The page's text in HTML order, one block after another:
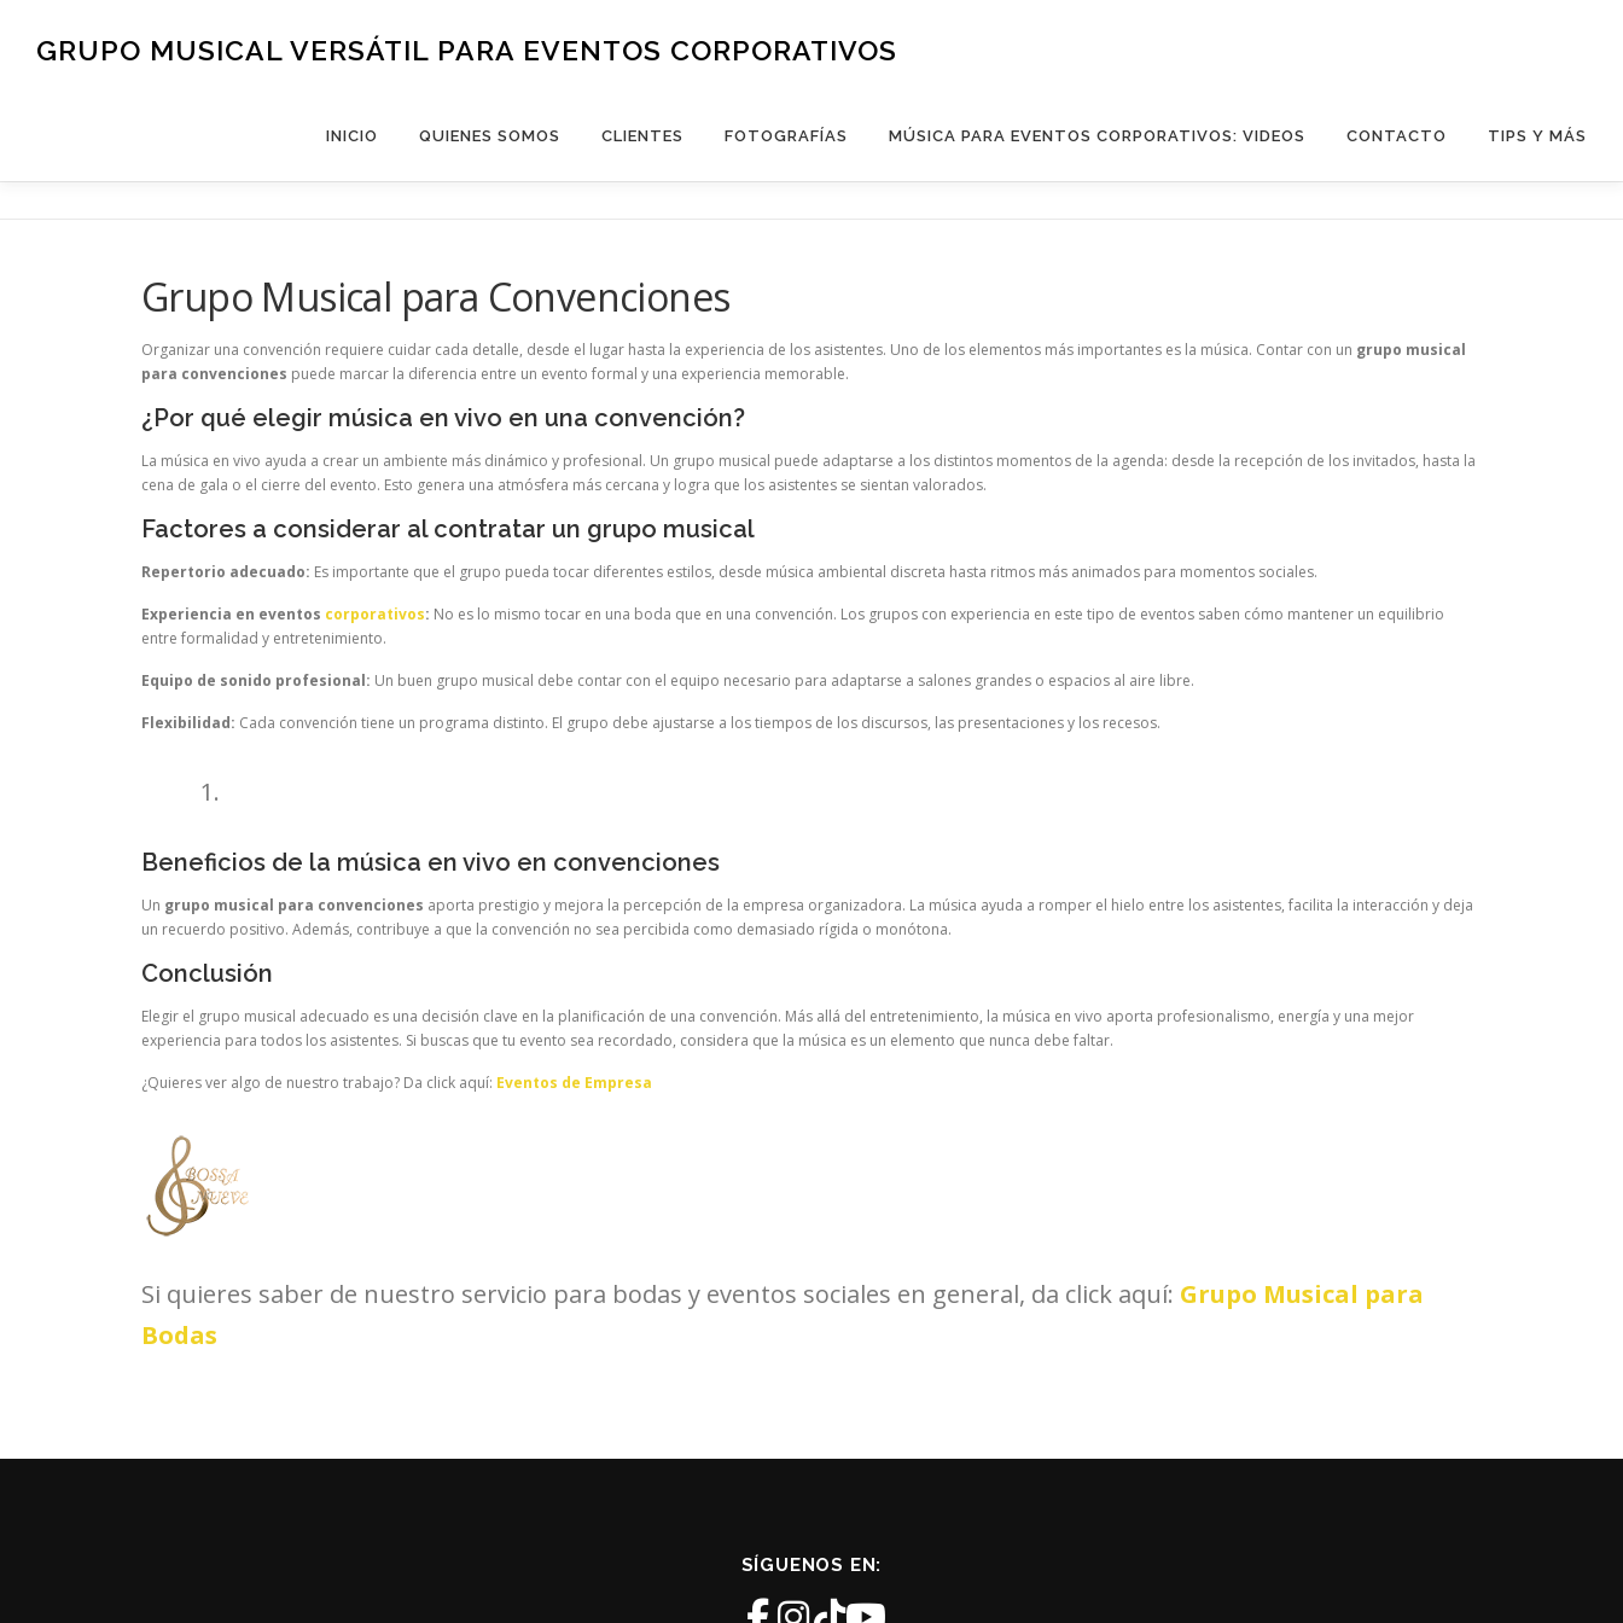
GRUPO MUSICAL VERSÁTIL PARA EVENTOS CORPORATIVOS
INICIO QUIENES SOMOS CLIENTES FOTOGRAFÍAS MÚSICA PARA EVENTOS CORPORATIVOS: VIDEOS CONTACTO TIPS Y MÁS
Grupo Musical para Convenciones
Organizar una convención requiere cuidar cada detalle, desde el lugar hasta la experiencia de los asistentes. Uno de los elementos más importantes es la música. Contar con un grupo musical
para convenciones puede marcar la diferencia entre un evento formal y una experiencia memorable.
¿Por qué elegir música en vivo en una convención?
La música en vivo ayuda a crear un ambiente más dinámico y profesional. Un grupo musical puede adaptarse a los distintos momentos de la agenda: desde la recepción de los invitados, hasta la
cena de gala o el cierre del evento. Esto genera una atmósfera más cercana y logra que los asistentes se sientan valorados.
Factores a considerar al contratar un grupo musical
Repertorio adecuado: Es importante que el grupo pueda tocar diferentes estilos, desde música ambiental discreta hasta ritmos más animados para momentos sociales.
Experiencia en eventos corporativos: No es lo mismo tocar en una boda que en una convención. Los grupos con experiencia en este tipo de eventos saben cómo mantener un equilibrio
entre formalidad y entretenimiento.
Equipo de sonido profesional: Un buen grupo musical debe contar con el equipo necesario para adaptarse a salones grandes o espacios al aire libre.
Flexibilidad: Cada convención tiene un programa distinto. El grupo debe ajustarse a los tiempos de los discursos, las presentaciones y los recesos.
Beneficios de la música en vivo en convenciones
Un grupo musical para convenciones aporta prestigio y mejora la percepción de la empresa organizadora. La música ayuda a romper el hielo entre los asistentes, facilita la interacción y deja
un recuerdo positivo. Además, contribuye a que la convención no sea percibida como demasiado rígida o monótona.
Conclusión
Elegir el grupo musical adecuado es una decisión clave en la planificación de una convención. Más allá del entretenimiento, la música en vivo aporta profesionalismo, energía y una mejor
experiencia para todos los asistentes. Si buscas que tu evento sea recordado, considera que la música es un elemento que nunca debe faltar.
¿Quieres ver algo de nuestro trabajo? Da click aquí: Eventos de Empresa
Si quieres saber de nuestro servicio para bodas y eventos sociales en general, da click aquí: Grupo Musical para
Bodas
SÍGUENOS EN: